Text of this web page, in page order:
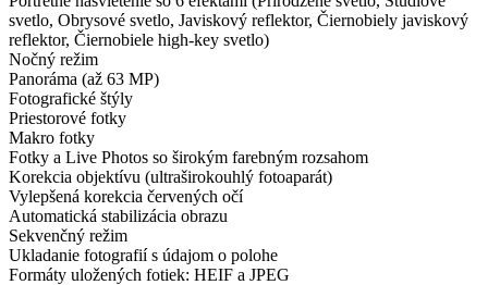
svetlo, Obrysové svetlo, Javiskový reflektor, Čiernobiely javiskový
reflektor, Čiernobiele high-key svetlo)
Nočný režim
Panoráma (až 63 MP)
Fotografické štýly
Priestorové fotky
Makro fotky
Fotky a Live Photos so širokým farebným rozsahom
Korekcia objektívu (ultraširokouhlý fotoaparát)
Vylepšená korekcia červených očí
Automatická stabilizácia obrazu
Sekvenčný režim
Ukladanie fotografií s údajom o polohe
Formáty uložených fotiek: HEIF a JPEG